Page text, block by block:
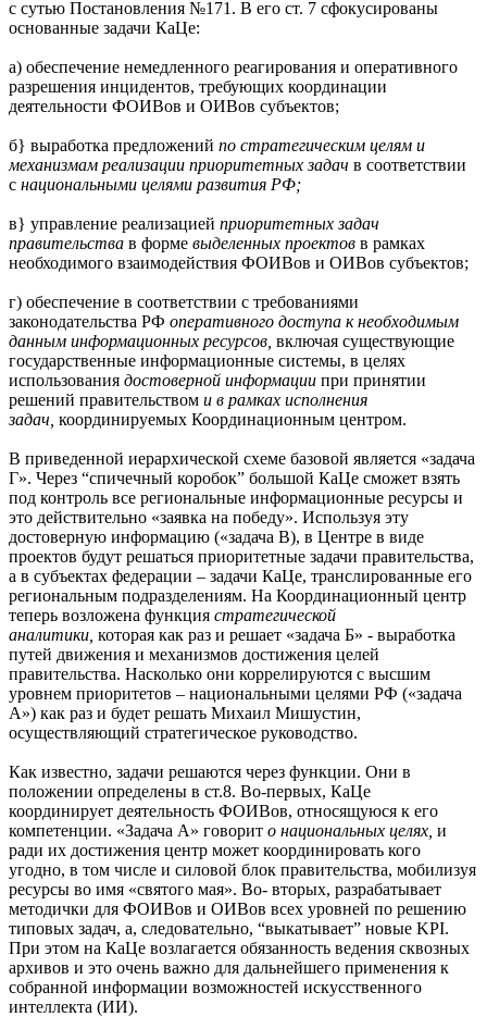
с сутью Постановления №171. В его ст. 7 сфокусированы
основанные задачи КаЦе:
а) обеспечение немедленного реагирования и оперативного
разрешения инцидентов, требующих координации
деятельности ФОИВов и ОИВов субъектов;
б} выработка предложений по стратегическим целям и
механизмам реализации приоритетных задач в соответствии
с национальными целями развития РФ;
в} управление реализацией приоритетных задач
правительства в форме выделенных проектов в рамках
необходимого взаимодействия ФОИВов и ОИВов субъектов;
г) обеспечение в соответствии с требованиями
законодательства РФ оперативного доступа к необходимым
данным информационных ресурсов, включая существующие
государственные информационные системы, в целях
использования достоверной информации при принятии
решений правительством и в рамках исполнения
задач, координируемых Координационным центром.
В приведенной иерархической схеме базовой является «задача
Г». Через “спичечный коробок” большой КаЦе сможет взять
под контроль все региональные информационные ресурсы и
это действительно «заявка на победу». Используя эту
достоверную информацию («задача В), в Центре в виде
проектов будут решаться приоритетные задачи правительства,
а в субъектах федерации – задачи КаЦе, транслированные его
региональным подразделениям. На Координационный центр
теперь возложена функция стратегической
аналитики, которая как раз и решает «задача Б» - выработка
путей движения и механизмов достижения целей
правительства. Насколько они коррелируются с высшим
уровнем приоритетов – национальными целями РФ («задача
А») как раз и будет решать Михаил Мишустин,
осуществляющий стратегическое руководство.
Как известно, задачи решаются через функции. Они в
положении определены в ст.8. Во-первых, КаЦе
координирует деятельность ФОИВов, относящуюся к его
компетенции. «Задача А» говорит о национальных целях, и
ради их достижения центр может координировать кого
угодно, в том числе и силовой блок правительства, мобилизуя
ресурсы во имя «святого мая». Во- вторых, разрабатывает
методички для ФОИВов и ОИВов всех уровней по решению
типовых задач, а, следовательно, “выкатывает” новые KPI.
При этом на КаЦе возлагается обязанность ведения сквозных
архивов и это очень важно для дальнейшего применения к
собранной информации возможностей искусственного
интеллекта (ИИ).